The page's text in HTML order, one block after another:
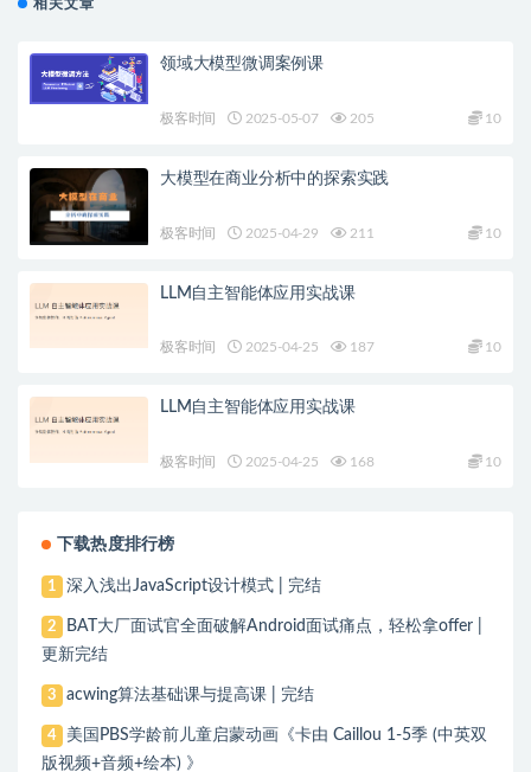
相关文章
领域大模型微调案例课
极客时间 2025-05-07 205 10
大模型在商业分析中的探索实践
极客时间 2025-04-29 211 10
LLM自主智能体应用实战课
极客时间 2025-04-25 187 10
LLM自主智能体应用实战课
极客时间 2025-04-25 168 10
下载热度排行榜
1 深入浅出JavaScript设计模式 | 完结
2
BAT大厂面试官全面破解Android面试痛点，轻松拿offer |
更新完结
3 acwing算法基础课与提高课 | 完结
4
美国PBS学龄前儿童启蒙动画《卡由 Caillou 1-5季 (中英双
版视频+音频+绘本) 》